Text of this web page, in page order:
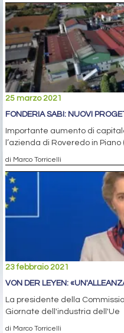
25 marzo 2021
FONDERIA SABI: NUOVI
Importante aumento di
l’azienda di Roveredo in Piano
di Marco Torricelli
23 febbraio 2021
VON DER LEYEN:
La presidente della
Giornate dell'industria dell'Ue
di Marco Torricelli